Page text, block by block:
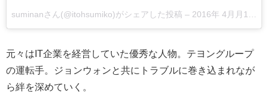
suminanさん(@itohsumiko)がシェアした投稿 – 2016年 4月月18日午後7時14分PDT
元々はIT企業を経営していた優秀な人物。テヨングループ
の運転手。ジョンウォンと共にトラブルに巻き込まれなが
ら絆を深めていく。